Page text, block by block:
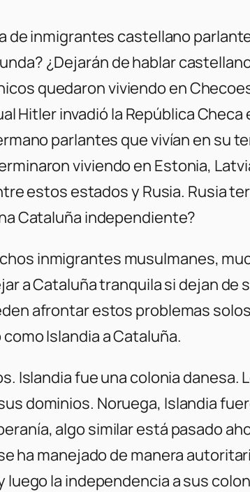
de inmigrantes castellano
¿Dejarán de hablar
quedaron viviendo en
Hitler invadió la República Checa
parlantes que vivían en su
viviendo en Estonia,
estos estados y Rusia. Rusia
Cataluña independiente?
inmigrantes musulmanes,
a Cataluña tranquila si dejan de
afrontar estos problemas
Islandia a Cataluña.
Islandia fue una colonia danesa.
dominios. Noruega, Islandia
algo similar está pasado
ha manejado de manera
la independencia a sus